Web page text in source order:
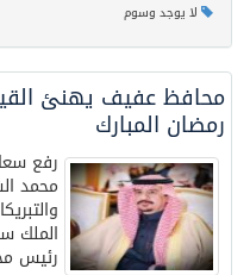
لا يوجد وسوم
محافظ عفيف يهنئ
رمضان المبارك
رفع
محمد
الملك
رئيس